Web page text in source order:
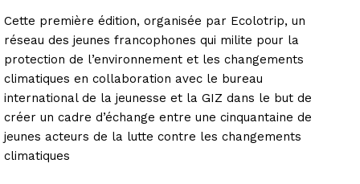
Cette première édition, organisée par Ecolotrip, un
réseau des jeunes francophones qui milite pour la
protection de l’environnement et les changements
climatiques en collaboration avec le bureau
international de la jeunesse et la GIZ dans le but de
créer un cadre d’échange entre une cinquantaine de
jeunes acteurs de la lutte contre les changements
climatiques